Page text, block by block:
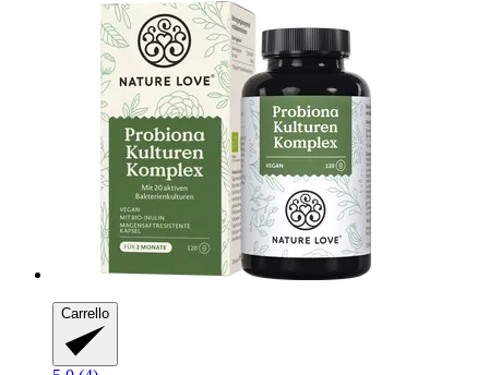
Carrello